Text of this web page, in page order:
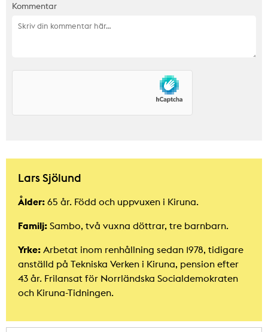
Kommentar
Lars Sjölund
Ålder: 65 år. Född och uppvuxen i Kiruna.
Familj: Sambo, två vuxna döttrar, tre barnbarn.
Yrke: Arbetat inom renhållning sedan 1978, tidigare
anställd på Tekniska Verken i Kiruna, pension efter
43 år. Frilansat för Norrländska Socialdemokraten
och Kiruna-Tidningen.